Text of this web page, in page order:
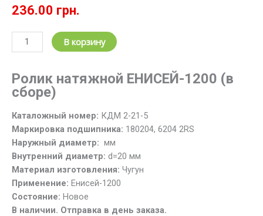
236.00 грн.
Количество
товара
натяжной
домолота
2-
21-
5
ЕНИСЕЙ-1200
в
сборе
В корзину
Ролик натяжной ЕНИСЕЙ-1200 (в
сборе)
Каталожный номер: КДМ 2-21-5
Маркировка подшипника: 180204, 6204 2RS
Наружный диаметр: мм
Внутренний диаметр: d=20 мм
Материал изготовления: Чугун
Применение: Енисей-1200
Состояние: Новое
В наличии. Отправка в день заказа.